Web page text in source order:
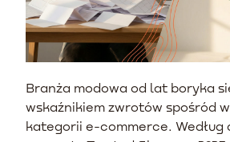
Branża modowa od lat boryka
wskaźnikiem zwrotów spośród
kategorii e-commerce. Według